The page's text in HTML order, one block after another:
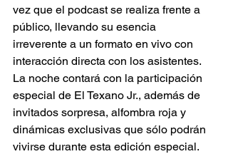
vez que el podcast se realiza frente a
público, llevando su esencia
irreverente a un formato en vivo con
interacción directa con los asistentes.
La noche contará con la participación
especial de El Texano Jr., además de
invitados sorpresa, alfombra roja y
dinámicas exclusivas que sólo podrán
vivirse durante esta edición especial.